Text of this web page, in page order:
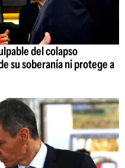
del colapso
su soberanía ni protege a